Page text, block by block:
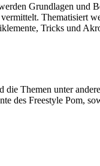
Grundlagen und
Thematisiert
Tricks und
die Themen unter
des Freestyle Pom,